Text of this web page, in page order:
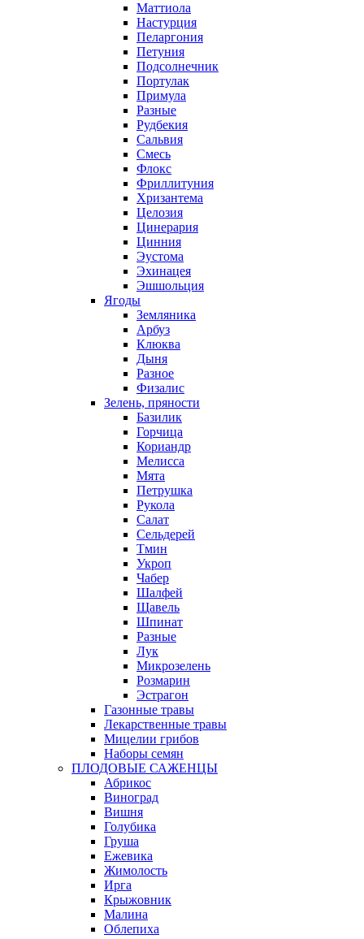
Маттиола
Настурция
Пеларгония
Петуния
Подсолнечник
Портулак
Примула
Разные
Рудбекия
Сальвия
Смесь
Флокс
Фриллитуния
Хризантема
Целозия
Цинерария
Цинния
Эустома
Эхинацея
Эшшольция
Ягоды
Земляника
Арбуз
Клюква
Дыня
Разное
Физалис
Зелень, пряности
Базилик
Горчица
Кориандр
Мелисса
Мята
Петрушка
Рукола
Салат
Сельдерей
Тмин
Укроп
Чабер
Шалфей
Щавель
Шпинат
Разные
Лук
Микрозелень
Розмарин
Эстрагон
Газонные травы
Лекарственные травы
Мицелии грибов
Наборы семян
ПЛОДОВЫЕ САЖЕНЦЫ
Абрикос
Виноград
Вишня
Голубика
Груша
Ежевика
Жимолость
Ирга
Крыжовник
Малина
Облепиха